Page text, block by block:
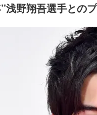
浅野翔吾選手との